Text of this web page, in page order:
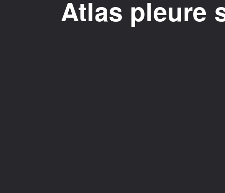
Atlas pleure